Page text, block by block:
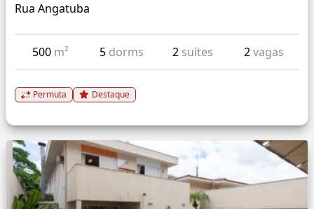
Rua Angatuba
500 m² 5 dorms 2 suítes 2vagas
Permuta Destaque